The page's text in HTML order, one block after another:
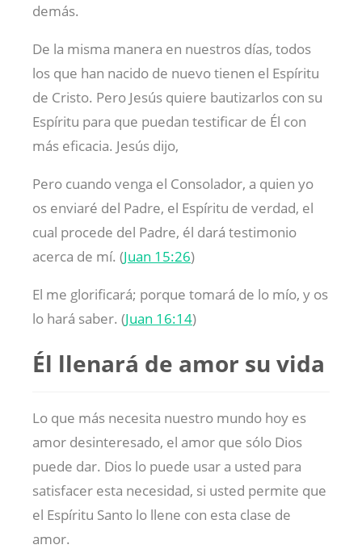
demás.
De la misma manera en nuestros días, todos
los que han nacido de nuevo tienen el Espíritu
de Cristo. Pero Jesús quiere bautizarlos con su
Espíritu para que puedan testificar de Él con
más eficacia. Jesús dijo,
Pero cuando venga el Consolador, a quien yo
os enviaré del Padre, el Espíritu de verdad, el
cual procede del Padre, él dará testimonio
acerca de mí. (Juan 15:26)
El me glorificará; porque tomará de lo mío, y os
lo hará saber. (Juan 16:14)
Él llenará de amor su vida
Lo que más necesita nuestro mundo hoy es
amor desinteresado, el amor que sólo Dios
puede dar. Dios lo puede usar a usted para
satisfacer esta necesidad, si usted permite que
el Espíritu Santo lo llene con esta clase de
amor.